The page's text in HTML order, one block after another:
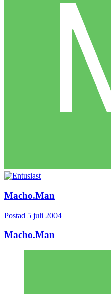
Macho.Man
Postad 5 juli 2004
Macho.Man